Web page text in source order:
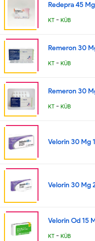
Redepra 45
KT - KÜB
Remeron 30
KT - KÜB
Remeron 30
KT - KÜB
Velorin 30 Mg
Velorin 30 Mg
Velorin Od 15
KT - KÜB